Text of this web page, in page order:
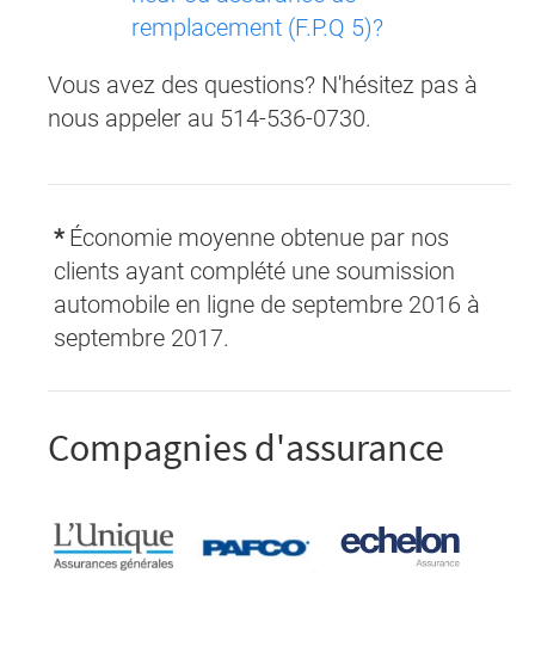
remplacement (F.P.Q 5)?
Vous avez des questions? N'hésitez pas à
nous appeler au 514-536-0730.
* Économie moyenne obtenue par nos
clients ayant complété une soumission
automobile en ligne de septembre 2016 à
septembre 2017.
Compagnies d'assurance